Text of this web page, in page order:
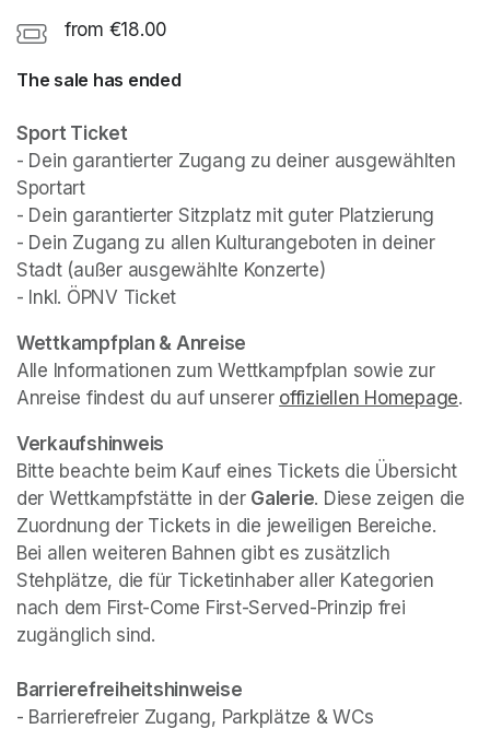
from €18.00
The sale has ended
Sport Ticket
- Dein garantierter Zugang zu deiner ausgewählten
Sportart
- Dein garantierter Sitzplatz mit guter Platzierung
- Dein Zugang zu allen Kulturangeboten in deiner
Stadt (außer ausgewählte Konzerte)
- Inkl. ÖPNV Ticket
(opens in a new tab)
(opens in a new tab)
Wettkampfplan & Anreise
Alle Informationen zum Wettkampfplan sowie zur
Anreise findest du auf unserer offiziellen Homepage.
Verkaufshinweis
Bitte beachte beim Kauf eines Tickets die Übersicht
der Wettkampfstätte in der Galerie. Diese zeigen die
Zuordnung der Tickets in die jeweiligen Bereiche.
Bei allen weiteren Bahnen gibt es zusätzlich
Stehplätze, die für Ticketinhaber aller Kategorien
nach dem First-Come First-Served-Prinzip frei
zugänglich sind.
- Barrierefreier Zugang, Parkplätze & WCs